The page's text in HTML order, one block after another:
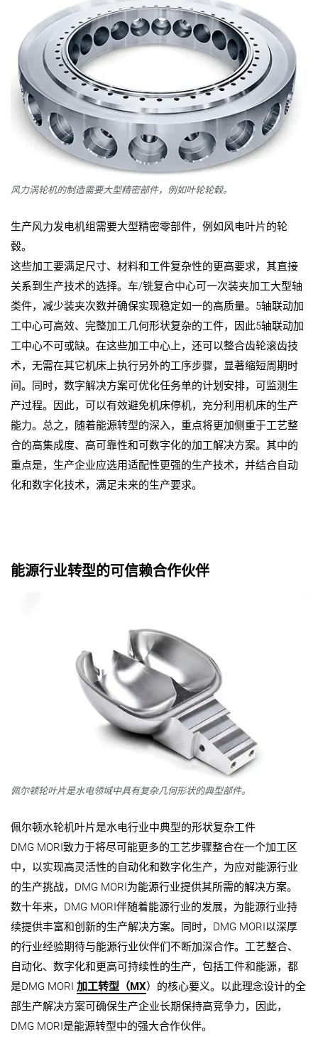
风力涡轮机的制造需要大型精密部件，例如叶轮轮毂。
生产风力发电机组需要大型精密零部件，例如风电叶片的轮
毂。
这些加工要满足尺寸、材料和工件复杂性的更高要求，其直接
关系到生产技术的选择。车/铣复合中心可一次装夹加工大型轴
类件，减少装夹次数并确保实现稳定如一的高质量。5轴联动加
工中心可高效、完整加工几何形状复杂的工件，因此5轴联动加
工中心不可或缺。在这些加工中心上，还可以整合齿轮滚齿技
术，无需在其它机床上执行另外的工序步骤，显著缩短周期时
间。同时，数字解决方案可优化任务单的计划安排，可监测生
产过程。因此，可以有效避免机床停机，充分利用机床的生产
能力。总之，随着能源转型的深入，重点将更加侧重于工艺整
合的高集成度、高可靠性和可数字化的加工解决方案。其中的
重点是，生产企业应选用适配性更强的生产技术，并结合自动
化和数字化技术，满足未来的生产要求。
能源行业转型的可信赖合作伙伴
佩尔顿轮叶片是水电领域中具有复杂几何形状的典型部件。
佩尔顿水轮机叶片是水电行业中典型的形状复杂工件
DMG MORI致力于将尽可能更多的工艺步骤整合在一个加工区
中，以实现高灵活性的自动化和数字化生产，为应对能源行业
的生产挑战，DMG MORI为能源行业提供其所需的解决方案。
数十年来，DMG MORI伴随着能源行业的发展，为能源行业持
续提供丰富和创新的生产解决方案。同时，DMG MORI以深厚
的行业经验期待与能源行业伙伴们不断加深合作。工艺整合、
自动化、数字化和更高可持续性的生产，包括工件和能源，都
是DMG MORI 加工转型（MX）的核心要义。以此理念设计的全
部生产解决方案可确保生产企业长期保持高竞争力，因此，
DMG MORI是能源转型中的强大合作伙伴。